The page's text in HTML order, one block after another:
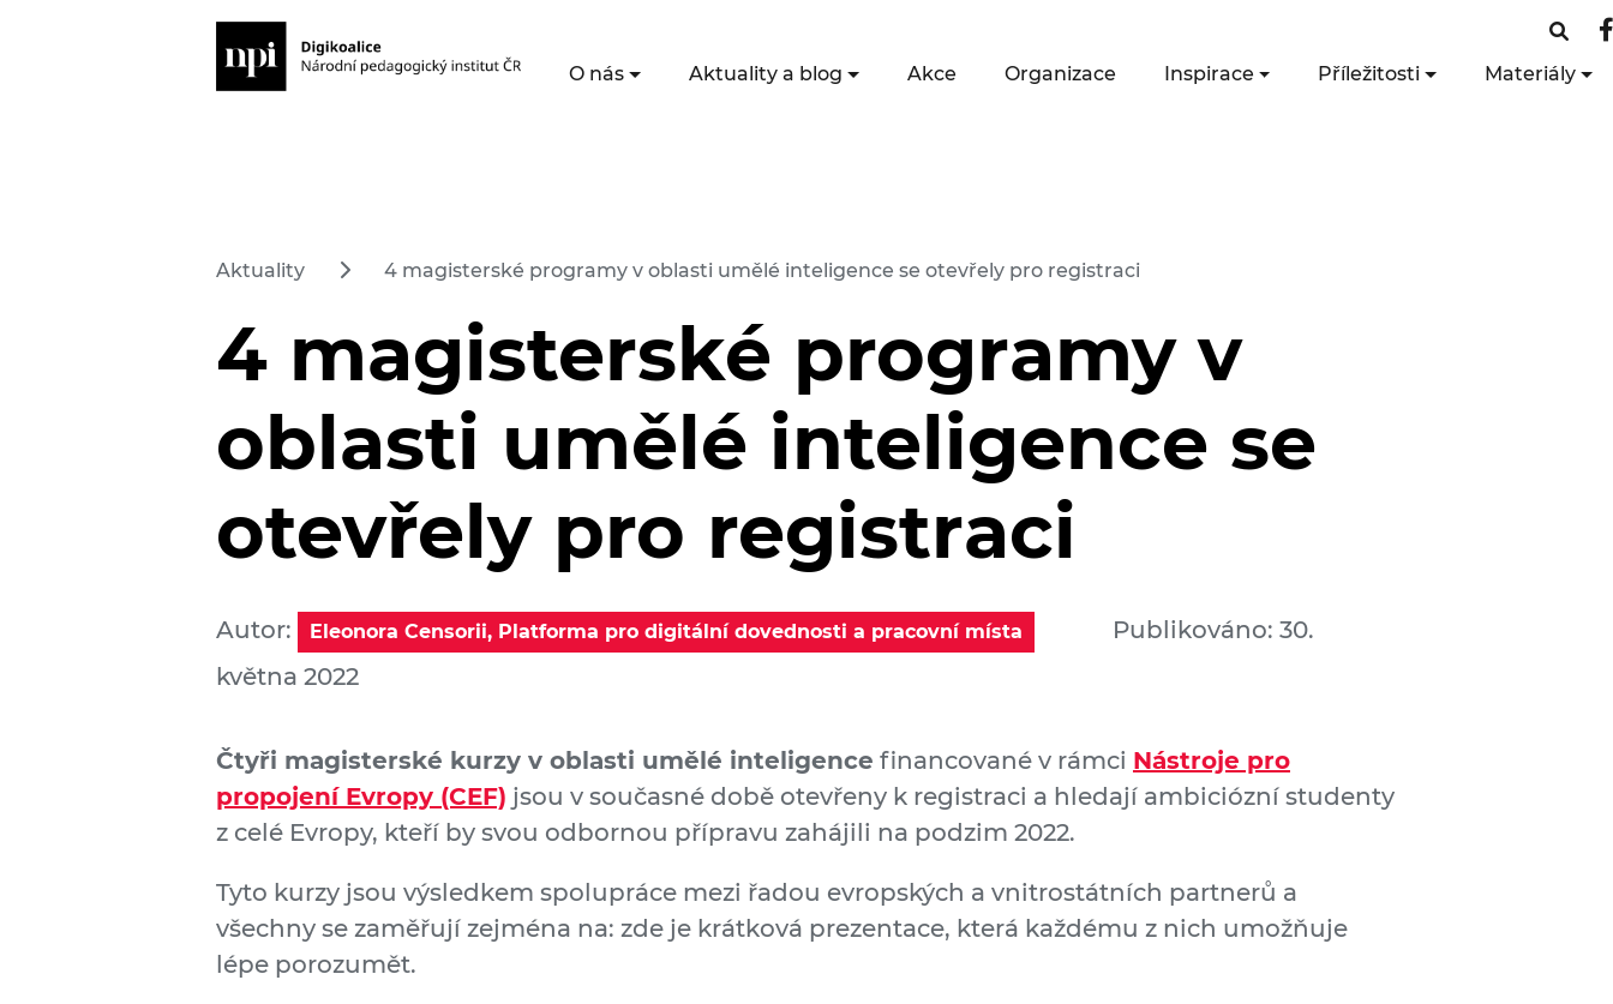
O nás Aktuality a blog Akce Organizace Inspirace Příležitosti Materiály
Aktuality 4 magisterské programy v oblasti umělé inteligence se otevřely pro registraci
4 magisterské programy v
oblasti umělé inteligence se
otevřely pro registraci
Autor: Eleonora Censorii, Platforma pro digitální dovednosti a pracovní místa
Publikováno: 30.
května 2022
Čtyři magisterské kurzy v oblasti umělé inteligence financované v rámci Nástroje pro
propojení Evropy (CEF) jsou v současné době otevřeny k registraci a hledají ambiciózní studenty
z celé Evropy, kteří by svou odbornou přípravu zahájili na podzim 2022.
Tyto kurzy jsou výsledkem spolupráce mezi řadou evropských a vnitrostátních partnerů a
všechny se zaměřují zejména na: zde je krátková prezentace, která každému z nich umožňuje
lépe porozumět.